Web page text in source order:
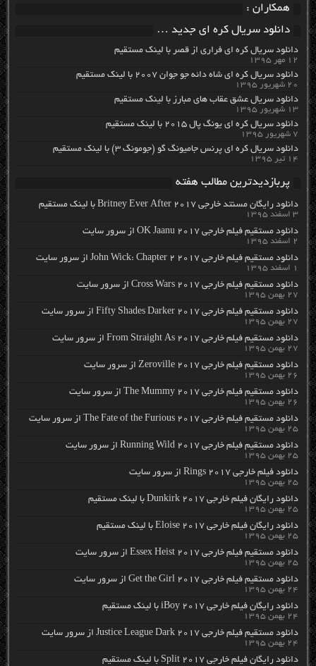
همکاران :
دانلود سریال کره ای جدید …
دانلود سریال کره ای فراری از قصر با لینک مستقیم
۱۲ مهر ۱۳۹۵
دانلود سریال کره ای شاه دائه جو جوان ۲۰۰۷ با لینک مستقیم
۲۰ شهریور ۱۳۹۵
دانلود سریال عشق عقاب های مبارز با لینک مستقیم
۱۳ شهریور ۱۳۹۵
دانلود سریال کره ای یونگ پال ۲۰۱۵ با لینک مستقیم
۷ شهریور ۱۳۹۵
دانلود سریال کره ای پرنس جامیونگ گو (جومونگ ۳) با لینک مستقیم
۱۴ تیر ۱۳۹۵
پربازدیدترین مطالب هفته
دانلود رایگان مسنتد خارجی Britney Ever After 2017 با لینک مستقیم
۳ اسفند ۱۳۹۵
دانلود مستقیم فیلم خارجی OK Jaanu 2017 از سرور سایت
۲ اسفند ۱۳۹۵
دانلود مستقیم فیلم خارجی John Wick: Chapter 2 2017 از سرور سایت
۱ اسفند ۱۳۹۵
دانلود مستقیم فیلم خارجی Cross Wars 2017 از سرور سایت
۲۷ بهمن ۱۳۹۵
دانلود مستقیم فیلم خارجی Fifty Shades Darker 2017 از سرور سایت
۲۷ بهمن ۱۳۹۵
دانلود مستقیم فیلم خارجی From Straight As 2017 از سرور سایت
۲۷ بهمن ۱۳۹۵
دانلود مستقیم فیلم خارجی Zeroville 2017 از سرور سایت
۲۶ بهمن ۱۳۹۵
دانلود مستقیم فیلم خارجی The Mummy 2017 از سرور سایت
۲۶ بهمن ۱۳۹۵
دانلود مستقیم فیلم خارجی The Fate of the Furious 2017 از سرور سایت
۲۵ بهمن ۱۳۹۵
دانلود مستقیم فیلم خارجی Running Wild 2017 از سرور سایت
۲۵ بهمن ۱۳۹۵
دانلود فیلم خارجی Rings 2017 از سرور سایت
۲۵ بهمن ۱۳۹۵
دانلود رایگان فیلم خارجی Dunkirk 2017 با لینک مستقیم
۲۵ بهمن ۱۳۹۵
دانلود رایگان فیلم خارجی Eloise 2017 با لینک مستقیم
۲۵ بهمن ۱۳۹۵
دانلود مستقیم فیلم خارجی Essex Heist 2017 از سرور سایت
۲۵ بهمن ۱۳۹۵
دانلود مستقیم فیلم خارجی Get the Girl 2017 از سرور سایت
۲۴ بهمن ۱۳۹۵
دانلود رایگان فیلم خارجی iBoy 2017 با لینک مستقیم
۲۴ بهمن ۱۳۹۵
دانلود مستقیم فیلم خارجی Justice League Dark 2017 از سرور سایت
۲۴ بهمن ۱۳۹۵
دانلود رایگان فیلم خارجی Split 2017 با لینک مستقیم